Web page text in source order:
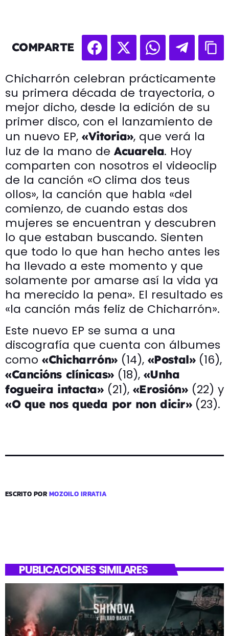
COMPARTE
Chicharrón celebran prácticamente
su primera década de trayectoria, o
mejor dicho, desde la edición de su
primer disco, con el lanzamiento de
un nuevo EP, «Vitoria», que verá la
luz de la mano de Acuarela. Hoy
comparten con nosotros el videoclip
de la canción «O clima dos teus
ollos», la canción que habla «del
comienzo, de cuando estas dos
mujeres se encuentran y descubren
lo que estaban buscando. Sienten
que todo lo que han hecho antes les
ha llevado a este momento y que
solamente por amarse así la vida ya
ha merecido la pena». El resultado es
«la canción más feliz de Chicharrón».
Este nuevo EP se suma a una
discografía que cuenta con álbumes
como «Chicharrón»(14), «Postal»(16),
«Cancións clínicas»(18), «Unha
fogueira intacta»(21), «Erosión»(22) y
«O que nos queda por non dicir»(23).
ESCRITO PORMOZOILO IRRATIA
PUBLICACIONES SIMILARES